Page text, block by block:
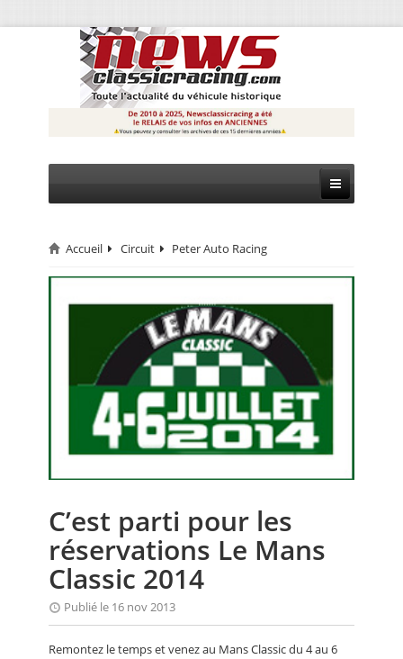
CIRCUIT
EVÈNEMENTS
CALENDRIER
ANNUAIRES
PETITES ANNONCES
Accueil Circuit Peter Auto Racing
C’est parti pour les
réservations Le Mans
Classic 2014
Publié le 16 nov 2013
Remontez le temps et venez au Mans Classic du 4 au 6